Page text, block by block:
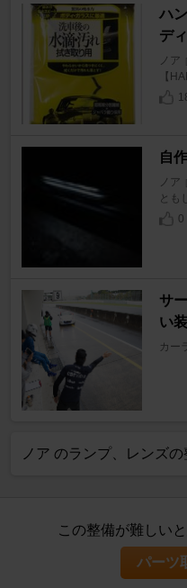
ハ
デ
ノア
【
自
ノア
とも
0
サ
い
カー
ノア のランプ、レンズ
この整備が難しい
パーツ